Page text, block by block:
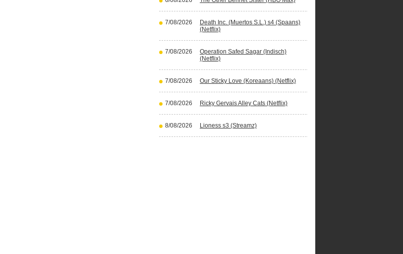
7/08/2026
Death Inc. (Muertos S.L.) s4 (Spaans)
(Netflix)
7/08/2026
Operation Safed Sagar (Indisch)
(Netflix)
7/08/2026 Our Sticky Love (Koreaans) (Netflix)
7/08/2026 Ricky Gervais Alley Cats (Netflix)
8/08/2026 Lioness s3 (Streamz)